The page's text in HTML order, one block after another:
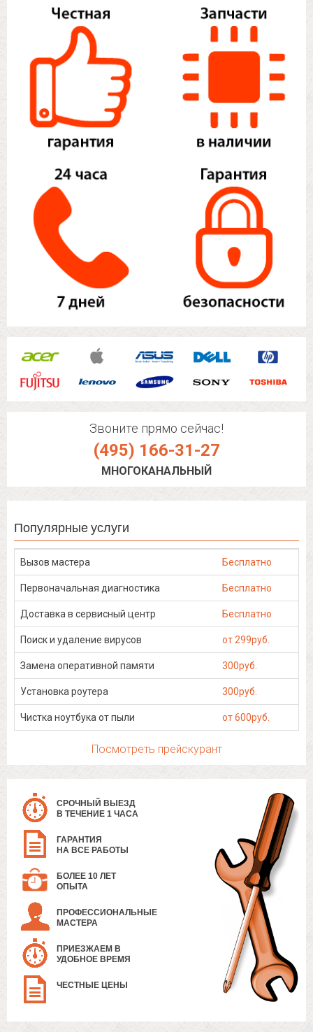
Звоните прямо сейчас!
(495) 166-31-27
МНОГОКАНАЛЬНЫЙ
Популярные услуги
Вызов мастера Бесплатно
Первоначальная диагностика Бесплатно
Доставка в сервисный центр Бесплатно
Поиск и удаление вирусов от 299руб.
Замена оперативной памяти 300руб.
Установка роутера 300руб.
Чистка ноутбука от пыли от 600руб.
Посмотреть прейскурант
СРОЧНЫЙ ВЫЕЗД
В ТЕЧЕНИЕ 1 ЧАСА
ГАРАНТИЯ
НА ВСЕ РАБОТЫ
БОЛЕЕ 10 ЛЕТ
ОПЫТА
ПРОФЕССИОНАЛЬНЫЕ
МАСТЕРА
ПРИЕЗЖАЕМ В
УДОБНОЕ ВРЕМЯ
ЧЕСТНЫЕ ЦЕНЫ